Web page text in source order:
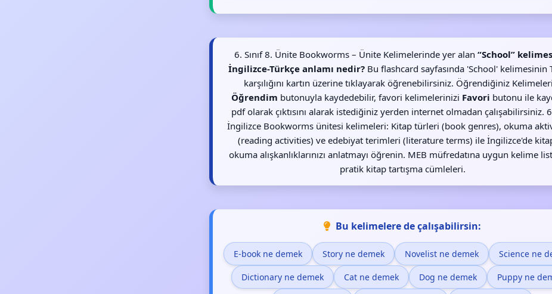
6. Sınıf 8. Ünite Bookworms – Ünite Kelimelerinde yer alan “School”
İngilizce-Türkçe anlamı nedir? Bu flashcard sayfasında 'School' kelimesinin
karşılığını kartın üzerine tıklayarak öğrenebilirsiniz. Öğrendiğiniz
Öğrendim butonuyla kaydedebilir, favori kelimelerinizi Favori butonu ile
pdf olarak çıktısını alarak istediğiniz yerden internet olmadan çalışabilirsiniz.
İngilizce Bookworms ünitesi kelimeleri: Kitap türleri (book genres), okuma
(reading activities) ve edebiyat terimleri (literature terms) ile İngilizce'de
okuma alışkanlıklarınızı anlatmayı öğrenin. MEB müfredatına uygun kelime
pratik kitap tartışma cümleleri.
Bu kelimelere de çalışabilirsin:
E-book ne demek Story ne demek Novelist ne demek Science ne
Dictionary ne demek Cat ne demek Dog ne demek Puppy ne